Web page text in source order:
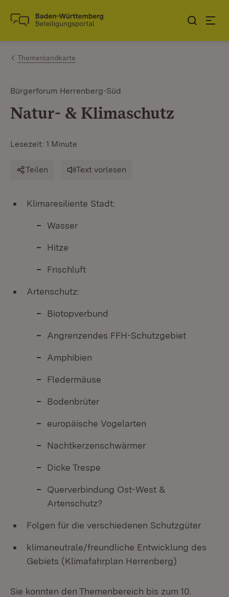
Zum Inhalt springen
Link zur Startseite
Themenlandkarte
Bürgerforum Herrenberg-Süd
Natur- & Klimaschutz
Lesezeit: 1 Minute
Teilen Text vorlesen
Klimaresiliente Stadt:
Wasser
Hitze
Frischluft
Artenschutz:
Biotopverbund
Angrenzendes FFH-Schutzgebiet
Amphibien
Fledermäuse
Bodenbrüter
europäische Vogelarten
Nachtkerzenschwärmer
Dicke Trespe
Querverbindung Ost-West &
Artenschutz?
Folgen für die verschiedenen Schutzgüter
klimaneutrale/freundliche Entwicklung des
Gebiets (Klimafahrplan Herrenberg)
Sie konnten den Themenbereich bis zum 10.